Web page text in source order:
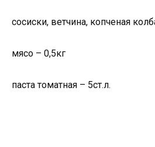
сосиски, ветчина, копченая
мясо – 0,5кг
паста томатная – 5ст.л.